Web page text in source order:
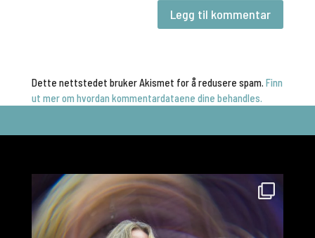
Dette nettstedet bruker Akismet for å redusere spam. Finn
ut mer om hvordan kommentardataene dine behandles.